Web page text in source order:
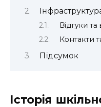
Відгуки
Контакти
Підсумок
Історія